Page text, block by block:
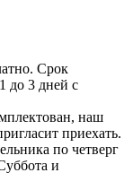
Срок
до 3 дней с
наш
приехать.
по четверг
и